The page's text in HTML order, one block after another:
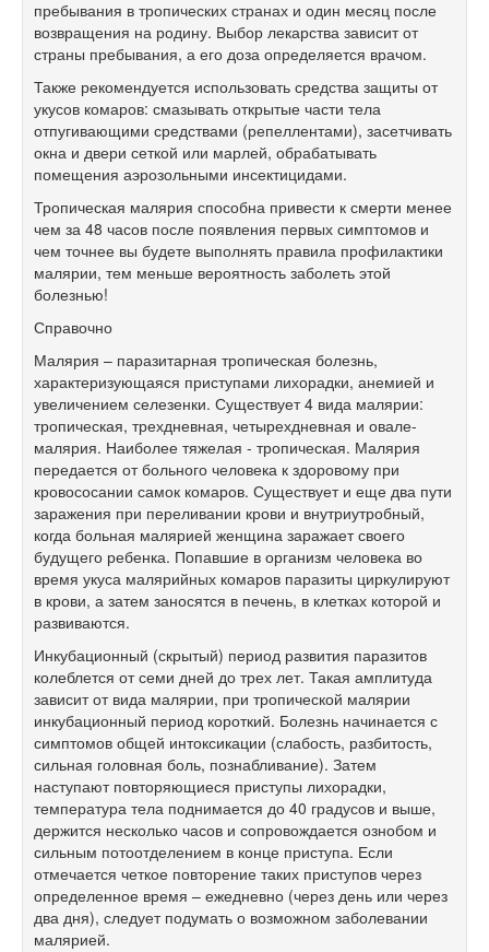
пребывания в тропических странах и один месяц после
возвращения на родину. Выбор лекарства зависит от
страны пребывания, а его доза определяется врачом.
Также рекомендуется использовать средства защиты от
укусов комаров: смазывать открытые части тела
отпугивающими средствами (репеллентами), засетчивать
окна и двери сеткой или марлей, обрабатывать
помещения аэрозольными инсектицидами.
Тропическая малярия способна привести к смерти менее
чем за 48 часов после появления первых симптомов и
чем точнее вы будете выполнять правила профилактики
малярии, тем меньше вероятность заболеть этой
болезнью!
Справочно
Малярия – паразитарная тропическая болезнь,
характеризующаяся приступами лихорадки, анемией и
увеличением селезенки. Существует 4 вида малярии:
тропическая, трехдневная, четырехдневная и овале-
малярия. Наиболее тяжелая - тропическая. Малярия
передается от больного человека к здоровому при
кровососании самок комаров. Существует и еще два пути
заражения при переливании крови и внутриутробный,
когда больная малярией женщина заражает своего
будущего ребенка. Попавшие в организм человека во
время укуса малярийных комаров паразиты циркулируют
в крови, а затем заносятся в печень, в клетках которой и
развиваются.
Инкубационный (скрытый) период развития паразитов
колеблется от семи дней до трех лет. Такая амплитуда
зависит от вида малярии, при тропической малярии
инкубационный период короткий. Болезнь начинается с
симптомов общей интоксикации (слабость, разбитость,
сильная головная боль, познабливание). Затем
наступают повторяющиеся приступы лихорадки,
температура тела поднимается до 40 градусов и выше,
держится несколько часов и сопровождается ознобом и
сильным потоотделением в конце приступа. Если
отмечается четкое повторение таких приступов через
определенное время – ежедневно (через день или через
два дня), следует подумать о возможном заболевании
малярией.